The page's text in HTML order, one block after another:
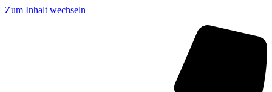
Zum Inhalt wechseln